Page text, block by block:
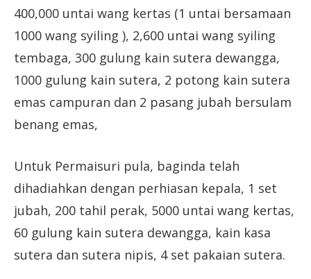
400,000 untai wang kertas (1 untai bersamaan
1000 wang syiling ), 2,600 untai wang syiling
tembaga, 300 gulung kain sutera dewangga,
1000 gulung kain sutera, 2 potong kain sutera
emas campuran dan 2 pasang jubah bersulam
benang emas,
Untuk Permaisuri pula, baginda telah
dihadiahkan dengan perhiasan kepala, 1 set
jubah, 200 tahil perak, 5000 untai wang kertas,
60 gulung kain sutera dewangga, kain kasa
sutera dan sutera nipis, 4 set pakaian sutera.